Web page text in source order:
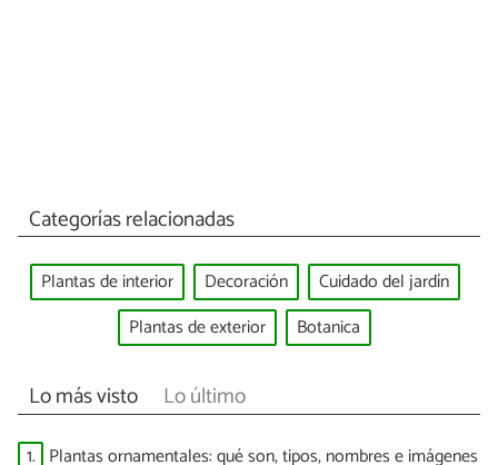
Categorías relacionadas
Plantas de interior Decoración
Cuidado del jardín
Plantas de exterior
Botanica
Lo más visto Lo último
1. Plantas ornamentales: qué son, tipos, nombres e imágenes